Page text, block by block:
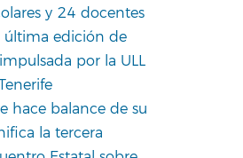
y 24 docentes
última edición de
por la ULL
hace balance de su
la tercera